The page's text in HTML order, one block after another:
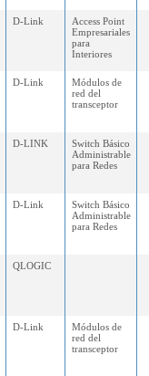
D-Link
Access Point
Empresariales
para
Interiores
D-Link
Módulos de
red del
transceptor
D-LINK
Switch Básico
Administrable
para Redes
D-Link
Switch Básico
Administrable
para Redes
QLOGIC
D-Link
Módulos de
red del
transceptor